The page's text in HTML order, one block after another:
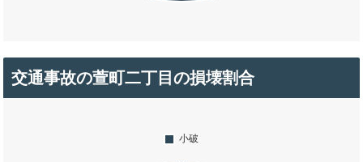
交通事故の萱町二丁目の損壊割合